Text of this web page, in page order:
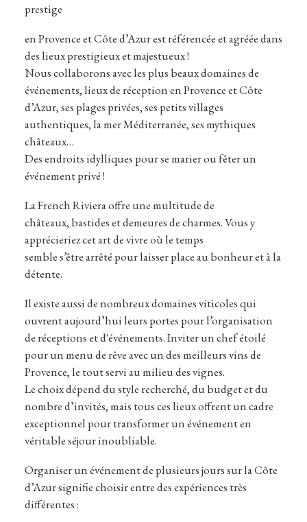
prestige
en Provence et Côte d’Azur est référencée et agréée dans
des lieux prestigieux et majestueux !
Nous collaborons avec les plus beaux domaines de
événements, lieux de réception en Provence et Côte
d’Azur, ses plages privées, ses petits villages
authentiques, la mer Méditerranée, ses mythiques
châteaux…
Des endroits idylliques pour se marier ou fêter un
événement privé !
La French Riviera offre une multitude de
châteaux, bastides et demeures de charmes. Vous y
apprécieriez cet art de vivre où le temps
semble s’être arrêté pour laisser place au bonheur et à la
détente.
Il existe aussi de nombreux domaines viticoles qui
ouvrent aujourd’hui leurs portes pour l’organisation
de réceptions et d'événements. Inviter un chef étoilé
pour un menu de rêve avec un des meilleurs vins de
Provence, le tout servi au milieu des vignes.
Le choix dépend du style recherché, du budget et du
nombre d’invités, mais tous ces lieux offrent un cadre
exceptionnel pour transformer un événement en
véritable séjour inoubliable.
Organiser un événement de plusieurs jours sur la Côte
d’Azur signifie choisir entre des expériences très
différentes :